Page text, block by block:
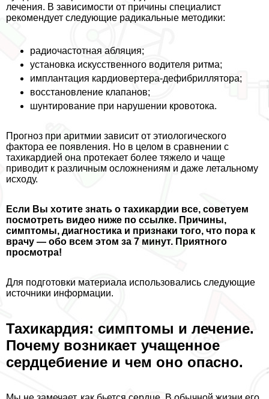
лечения. В зависимости от причины специалист
рекомендует следующие радикальные методики:
радиочастотная абляция;
установка искусственного водителя ритма;
имплантация кардиовертера-дефибриллятора;
восстановление клапанов;
шунтирование при нарушении кровотока.
Прогноз при аритмии зависит от этиологического
фактора ее появления. Но в целом в сравнении с
тахикардией она протекает более тяжело и чаще
приводит к различным осложнениям и даже летальному
исходу.
Если Вы хотите знать о тахикардии все, советуем
посмотреть видео ниже по ссылке. Причины,
симптомы, диагностика и признаки того, что пора к
врачу — обо всем этом за 7 минут. Приятного
просмотра!
Для подготовки материала использовались следующие
источники информации.
Тахикардия: симптомы и лечение.
Почему возникает учащенное
сердцебиение и чем оно опасно.